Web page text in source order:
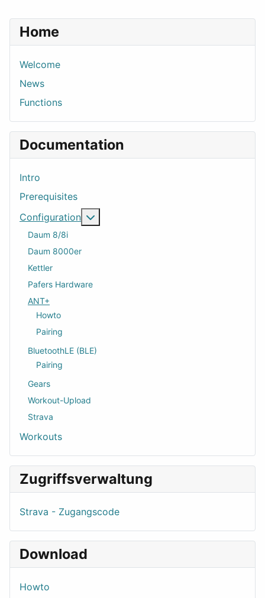
Home
Welcome
News
Functions
Documentation
Intro
Prerequisites
Configuration
Daum 8/8i
Daum 8000er
Kettler
Pafers Hardware
ANT+
Howto
Pairing
BluetoothLE (BLE)
Pairing
Gears
Workout-Upload
Strava
Workouts
Zugriffsverwaltung
Strava - Zugangscode
Download
Howto